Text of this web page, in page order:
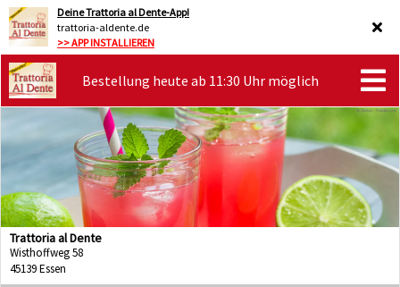
Deine Trattoria al Dente-App!
trattoria-aldente.de
>> APP INSTALLIEREN
Bestellung heute ab 11:30 Uhr möglich
Trattoria al Dente
Wisthoffweg 58
45139 Essen